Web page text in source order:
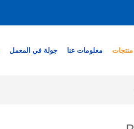
منتجات معلومات عنا جولة في المعمل